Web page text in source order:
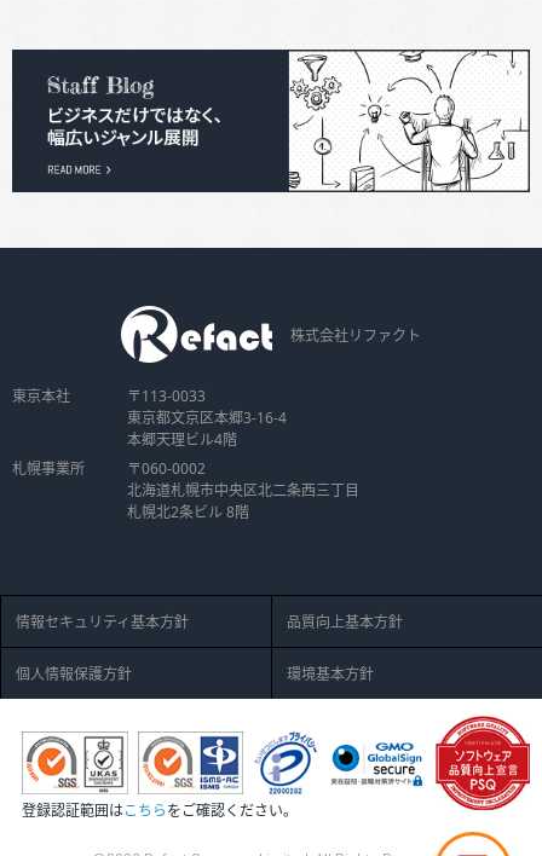
株式会社リファクト
東京本社
〒113-0033
東京都文京区本郷3-16-4
本郷天理ビル4階
札幌事業所
〒060-0002
北海道札幌市中央区北二条西三丁目
札幌北2条ビル 8階
情報セキュリティ基本方針 品質向上基本方針
個人情報保護方針 環境基本方針
登録認証範囲はこちらをご確認ください。